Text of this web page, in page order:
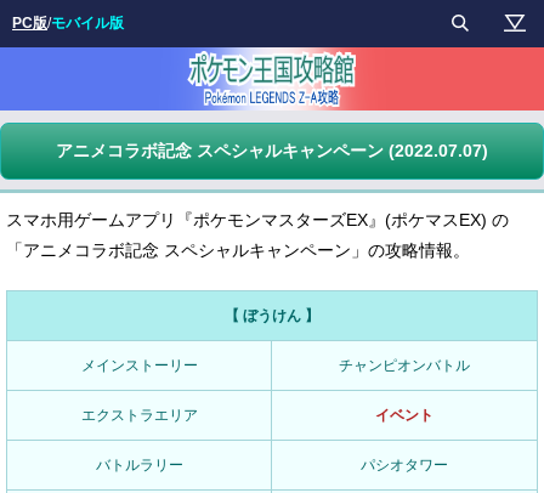
アニメコラボ記念 スペシャルキャンペーン (2022.07.07)
スマホ用ゲームアプリ『ポケモンマスターズEX』(ポケマスEX) の
「アニメコラボ記念 スペシャルキャンペーン」の攻略情報。
【 ぼうけん 】
メインストーリー チャンピオンバトル
エクストラエリア イベント
バトルラリー パシオタワー
PC版/モバイル版